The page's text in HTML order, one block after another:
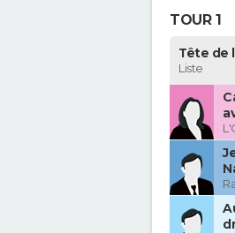
TOUR 1
Tête de
Liste